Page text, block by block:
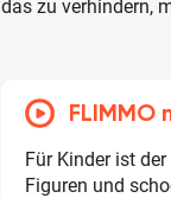
das zu verhindern,
FLIMMO
Für Kinder ist
Figuren und